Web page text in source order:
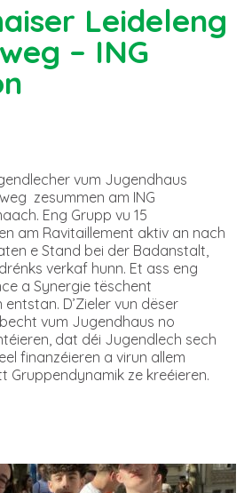
Leideleng
– ING
vum Jugendhaus
zesummen am ING
Eng Grupp vu 15
am Ravitaillement aktiv an nach
e Stand bei der Badanstalt,
verkaf hunn. Et ass eng
a Synergie tëschent
D’Zieler vun dëser
vum Jugendhaus no
dat déi Jugendlech sech
finanzéieren a virun allem
Gruppendynamik ze kreéieren.